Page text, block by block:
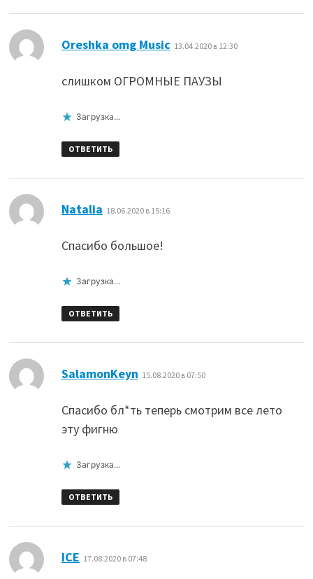
Oreshka omg Music 13.04.2020 в 12:30
слишком ОГРОМНЫЕ ПАУЗЫ
Загрузка...
ОТВЕТИТЬ
Natalia 18.06.2020 в 15:16
Спасибо большое!
Загрузка...
ОТВЕТИТЬ
SalаmonKeyn 15.08.2020 в 07:50
Спасибо бл*ть теперь смотрим все лето
эту фигню
Загрузка...
ОТВЕТИТЬ
ICE 17.08.2020 в 07:48